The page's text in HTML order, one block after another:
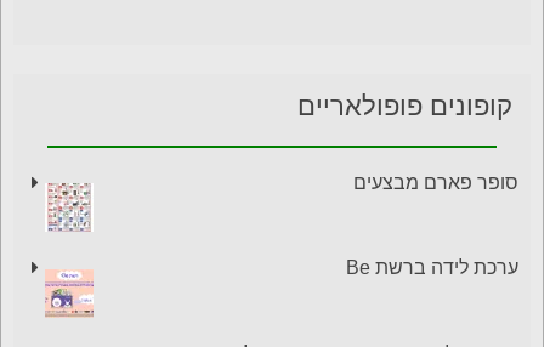
קופונים פופולאריים
סופר פארם מבצעים
ערכת לידה ברשת Be